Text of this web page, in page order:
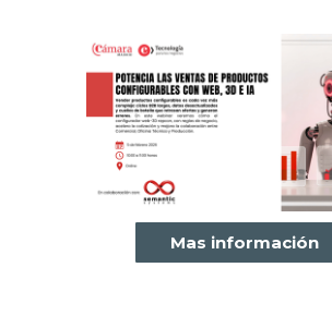
Mas información